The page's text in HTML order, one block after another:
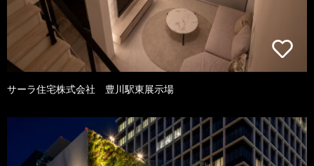
サーラ住宅株式会社 豊川駅東展示場